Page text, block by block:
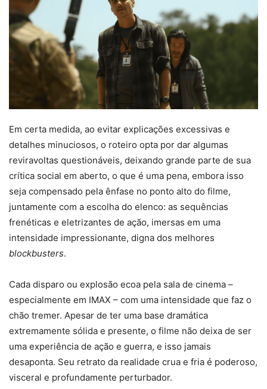
Em certa medida, ao evitar explicações excessivas e
detalhes minuciosos, o roteiro opta por dar algumas
reviravoltas questionáveis, deixando grande parte de sua
crítica social em aberto, o que é uma pena, embora isso
seja compensado pela ênfase no ponto alto do filme,
juntamente com a escolha do elenco: as sequências
frenéticas e eletrizantes de ação, imersas em uma
intensidade impressionante, digna dos melhores
blockbusters.
Cada disparo ou explosão ecoa pela sala de cinema –
especialmente em IMAX – com uma intensidade que faz o
chão tremer. Apesar de ter uma base dramática
extremamente sólida e presente, o filme não deixa de ser
uma experiência de ação e guerra, e isso jamais
desaponta. Seu retrato da realidade crua e fria é poderoso,
visceral e profundamente perturbador.